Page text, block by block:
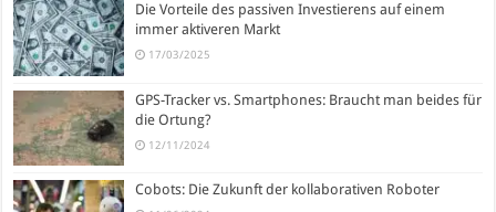
Die Vorteile des passiven Investierens auf einem
immer aktiveren Markt
17/03/2025
GPS-Tracker vs. Smartphones: Braucht man beides für
die Ortung?
12/11/2024
Cobots: Die Zukunft der kollaborativen Roboter